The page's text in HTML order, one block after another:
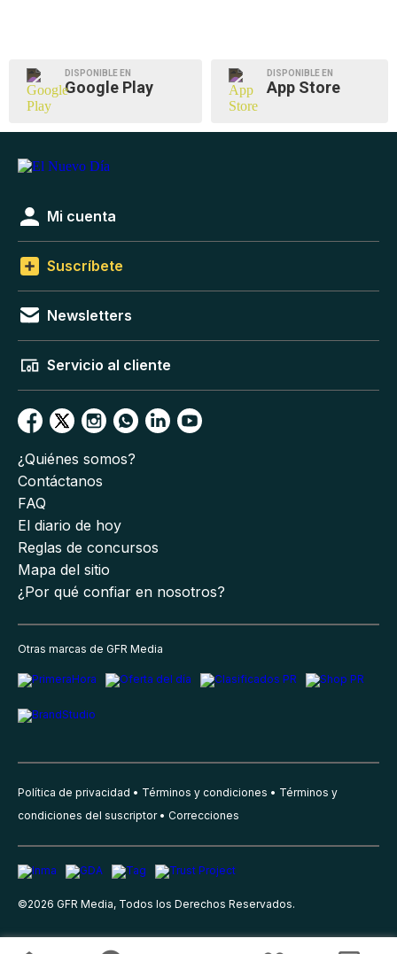
DISPONIBLE EN
Google Play
DISPONIBLE EN
App Store
Mi cuenta
Suscríbete
Newsletters
Servicio al cliente
¿Quiénes somos?
Contáctanos
FAQ
El diario de hoy
Reglas de concursos
Mapa del sitio
¿Por qué confiar en nosotros?
Otras marcas de GFR Media
Política de privacidad Términos y condiciones
Términos y
condiciones del suscriptor
Correcciones
©2026 GFR Media, Todos los Derechos Reservados.